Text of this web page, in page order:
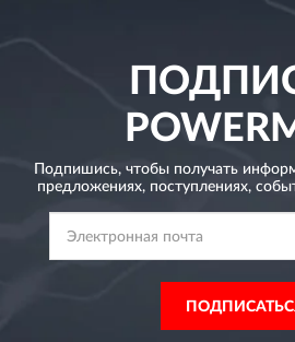
Подпишись, чтобы получать
предложениях, поступлениях,